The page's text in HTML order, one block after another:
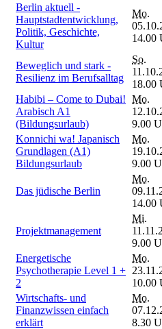
Berlin aktuell -
Hauptstadtentwicklung,
Politik, Geschichte,
Kultur
Mo.
14.00
Beweglich und stark -
Resilienz im Berufsalltag
So.
18.00
Habibi – Come to Dubai!
Arabisch A1
(Bildungsurlaub)
Mo.
9.00
Konnichi wa! Japanisch
Grundlagen (A1)
Bildungsurlaub
Mo.
9.00
Das jüdische Berlin
Mo.
14.00
Projektmanagement
Mi.
9.00
Energetische
Psychotherapie Level 1 +
2
Mo.
10.00
Wirtschafts- und
Finanzwissen einfach
erklärt
Mo.
8.30